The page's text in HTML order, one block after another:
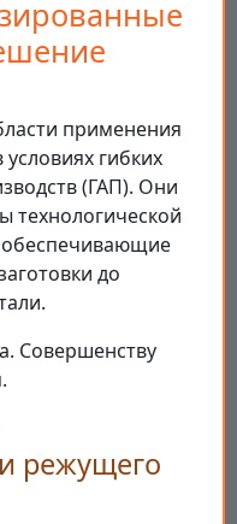
применения
гибких
(ГАП). Они
технологической
обеспечивающие
до
Совершенству
режущего